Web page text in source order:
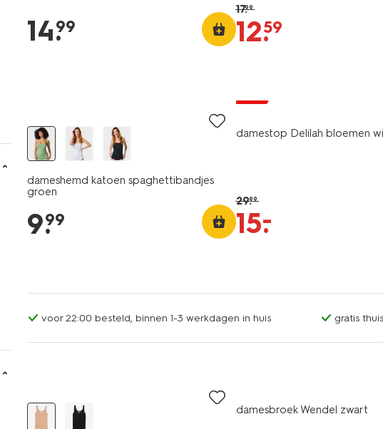
14.
99
17.99
12.
59
dameshemd katoen spaghettibandjes
groen
9.
99
damestop Delilah bloemen
29.99
15.
–
voor 22:00 besteld, binnen 1-3 werkdagen in huis gratis
damesbroek Wendel zwart